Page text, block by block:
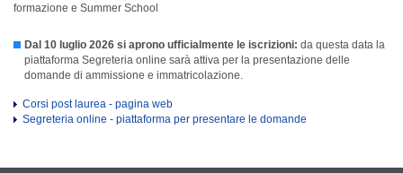
formazione e Summer School
Dal 10 luglio 2026 si aprono ufficialmente le iscrizioni: da questa data la
piattaforma Segreteria online sarà attiva per la presentazione delle
domande di ammissione e immatricolazione.
Corsi post laurea - pagina web
Segreteria online - piattaforma per presentare le domande